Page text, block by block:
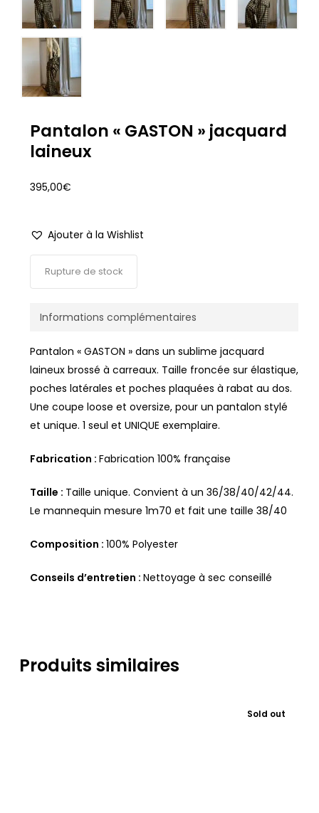
Pantalon « GASTON » jacquard
laineux
395,00€
Ajouter à la Wishlist
Rupture de stock
Informations complémentaires
Pantalon « GASTON » dans un sublime jacquard
laineux brossé à carreaux. Taille froncée sur élastique,
poches latérales et poches plaquées à rabat au dos.
Une coupe loose et oversize, pour un pantalon stylé
et unique. 1 seul et UNIQUE exemplaire.
Fabrication : Fabrication 100% française
Taille : Taille unique. Convient à un 36/38/40/42/44.
Le mannequin mesure 1m70 et fait une taille 38/40
Composition : 100% Polyester
Conseils d’entretien : Nettoyage à sec conseillé
Produits similaires
Sold out